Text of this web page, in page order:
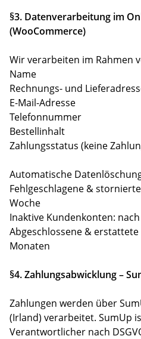
§3. Datenverarbeitung im
(WooCommerce)
Wir verarbeiten im Rahmen
Name
Rechnungs- und
E-Mail-Adresse
Telefonnummer
Bestellinhalt
Zahlungsstatus (keine
Automatische
Fehlgeschlagene &
Woche
Inaktive Kundenkonten:
Abgeschlossene &
Monaten
§4. Zahlungsabwicklung –
Zahlungen werden über
(Irland) verarbeitet. SumUp
Verantwortlicher nach